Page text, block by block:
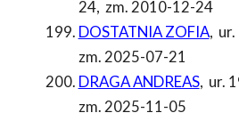
24, zm. 2010-12-24
DOSTATNIA ZOFIA,
zm. 2025-07-21
DRAGA ANDREAS, ur.
zm. 2025-11-05